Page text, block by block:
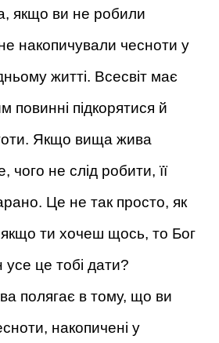
якщо ви не робили
накопичували чесноти у
житті. Всесвіт має
повинні підкорятися й
Якщо вища жива
чого не слід робити, її
Це не так просто, як
ти хочеш щось, то Бог
це тобі дати?
полягає в тому, що ви
накопичені у